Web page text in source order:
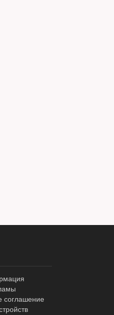
соглашение